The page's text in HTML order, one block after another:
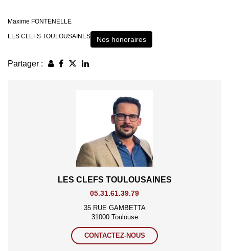
Maxime FONTENELLE
LES CLEFS TOULOUSAINES Nos honoraires
Partager :
LES CLEFS TOULOUSAINES
05.31.61.39.79
35 RUE GAMBETTA
31000 Toulouse
CONTACTEZ-NOUS